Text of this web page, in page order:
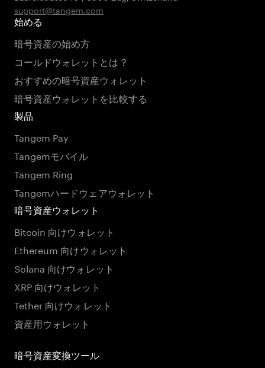
support@tangem.com
始める
暗号資産の始め方
コールドウォレットとは？
おすすめの暗号資産ウォレット
暗号資産ウォレットを比較する
製品
Tangem Pay
Tangemモバイル
Tangem Ring
Tangemハードウェアウォレット
暗号資産ウォレット
Bitcoin 向けウォレット
Ethereum 向けウォレット
Solana 向けウォレット
XRP 向けウォレット
Tether 向けウォレット
資産用ウォレット
暗号資産変換ツール